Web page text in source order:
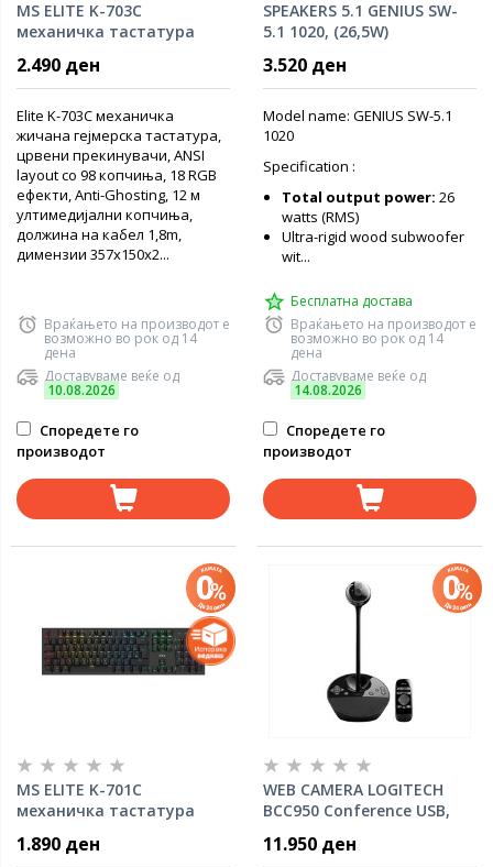
MS ELITE K-703C
механичка тастатура
2.490 ден
Elite K-703C механичка
жичана гејмерска тастатура,
црвени прекинувачи, ANSI
layout со 98 копчиња, 18 RGB
ефекти, Anti-Ghosting, 12 м
ултимедијални копчиња,
должина на кабел 1,8m,
димензии 357x150x2...
Враќањето на производот е
возможно во рок од 14
дена
Доставуваме веќе од
10.08.2026
Споредете го
производот
SPEAKERS 5.1 GENIUS SW-
5.1 1020, (26,5W)
3.520 ден
Model name: GENIUS SW-5.1
1020
Specification :
Total output power: 26
watts (RMS)
Ultra-rigid wood subwoofer
wit...
Бесплатна достава
Враќањето на производот е
возможно во рок од 14
дена
Доставуваме веќе од
14.08.2026
Споредете го
производот
MS ELITE K-701C
механичка тастатура
1.890 ден
WEB CAMERA LOGITECH
BCC950 Conference USB,
11.950 ден